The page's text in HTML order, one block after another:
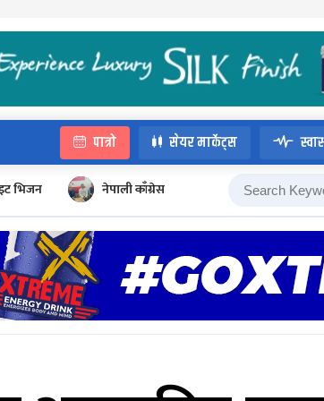
पात्रो सेयर मार्केट्स
भिजन नेपाली काँग्रेस